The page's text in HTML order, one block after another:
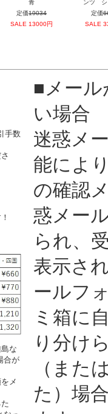
ATAMA柔術衣 シングル
定価
19034
13000円
IB-35 ストレ
ンツ シ
手数
さ
■メール
い場合
迷惑メ
能によ
の確認
惑メー
られ、
表示さ